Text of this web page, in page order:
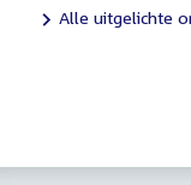
Alle uitgelichte